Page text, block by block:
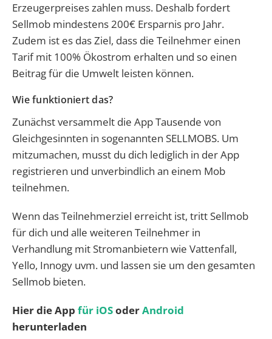
Erzeugerpreises zahlen muss. Deshalb fordert
Sellmob mindestens 200€ Ersparnis pro Jahr.
Zudem ist es das Ziel, dass die Teilnehmer einen
Tarif mit 100% Ökostrom erhalten und so einen
Beitrag für die Umwelt leisten können.
Wie funktioniert das?
Zunächst versammelt die App Tausende von
Gleichgesinnten in sogenannten SELLMOBS. Um
mitzumachen, musst du dich lediglich in der App
registrieren und unverbindlich an einem Mob
teilnehmen.
Wenn das Teilnehmerziel erreicht ist, tritt Sellmob
für dich und alle weiteren Teilnehmer in
Verhandlung mit Stromanbietern wie Vattenfall,
Yello, Innogy uvm. und lassen sie um den gesamten
Sellmob bieten.
Hier die App für iOSoderAndroid
herunterladen